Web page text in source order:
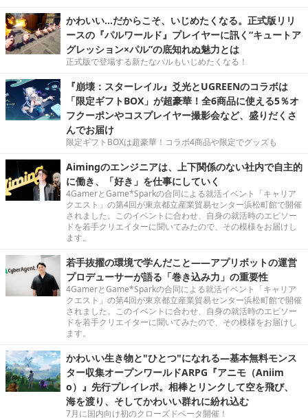
かわいい…だからこそ、いじめたくなる。正式版リリ
ースの『パルワールド』プレイヤーに訊く“キュートア
グレッション×パル”の底知れぬ魅力とは
正式版で登場する新たなパルもいじめたくなる！
『崩壊：スターレイル』爻光とUGREENのコラボは
「限定ギフトBOX」が超豪華！全6商品に使える5％オ
フクーポンやコスプレイヤー撮影会など、盛りだくさ
んでお届け
限定ギフトBOXは超豪華！コラボ4商品や限定でグッズも
Aimingのエンジニアは、上下関係のない社内で自主的
に働き、「好き」を仕事にしていく
4GamerとGame*Sparkの合同による就活イベント「キャリア
クエスト」の第4回が東京都立産業貿易センター浜松町館で開催
されました。このイベントに合わせ、自身の就活時のエピソー
ドを若手クリエイターに聞いてみたので、その模様をお届けし
ます。
若手抜擢の環境で学んだこと――アプリボットの運営
プロデューサーが語る「巻き込み力」の重要性
4GamerとGame*Sparkの合同による就活イベント「キャリア
クエスト」の第4回が東京都立産業貿易センター浜松町館で開催
されました。このイベントに合わせ、自身の就活時のエピソー
ドを若手クリエイターに聞いてみたので、その模様をお届けし
ます。
かわいい生き物と"ひとつ"になれる―基本無料モンス
ター収集オープンワールドARPG『アニモ（Aniim
o）』先行プレイレポ。相棒とリンクして空を飛び、
海を渡り、そしてかわいい群れに紛れ込む
7月に国内向け初のクローズドベータ開催！